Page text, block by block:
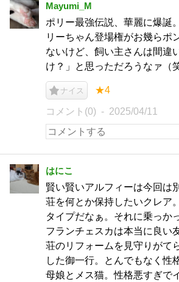
Mayumi_M
ポリー最強伝説、華麗に爆誕
リーちゃん登場権がお幾らポ
ないけど、飼い主さんは間違
け？」と思っただろうなァ（
ナイス ★4
コメント(0) 2025/04/11
はにこ
賢い賢いアルフィーは今回は
荘を何とか保持したいクレア
タイプだなぁ。それに乗っか
フランチェスカは本当に良い
荘のリフォームを見守りがて
した御一行。とんでもなく性
母娘とメス猫。性格悪すぎで